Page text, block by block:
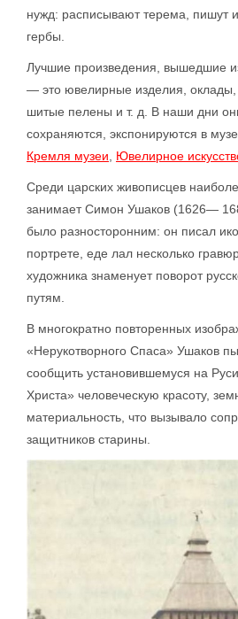
нужд: расписывают терема, пишут
гербы.
Лучшие произведения, вышедшие
— это ювелирные изделия, оклады,
шитые пелены и т. д. В наши дни
сохраняются, экспонируются в
Кремля музеи
Ювелирное
Среди царских живописцев
занимает Симон Ушаков (1626—
было разносторонним: он писал
портрете, еде лал несколько
художника знаменует поворот
путям.
В многократно повторенных
«Нерукотворного Спаса» Ушаков
сообщить установившемуся на Руси
Христа» человеческую красоту,
материальность, что вызывало
защитников старины.